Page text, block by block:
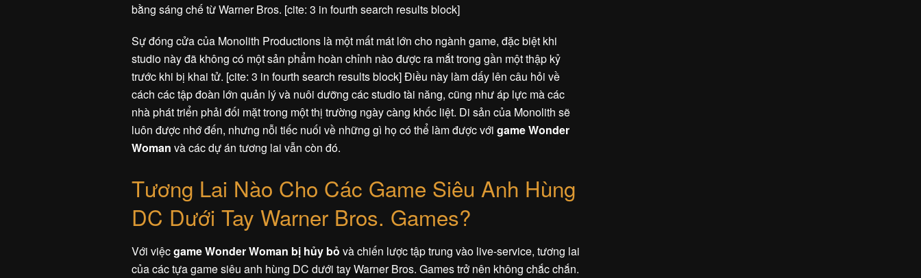
bằng sáng chế từ Warner Bros. [cite: 3 in fourth search results block]
Sự đóng cửa của Monolith Productions là một mất mát lớn cho ngành game, đặc biệt khi
studio này đã không có một sản phẩm hoàn chỉnh nào được ra mắt trong gần một thập kỷ
trước khi bị khai tử. [cite: 3 in fourth search results block] Điều này làm dấy lên câu hỏi về
cách các tập đoàn lớn quản lý và nuôi dưỡng các studio tài năng, cũng như áp lực mà các
nhà phát triển phải đối mặt trong một thị trường ngày càng khốc liệt. Di sản của Monolith sẽ
luôn được nhớ đến, nhưng nỗi tiếc nuối về những gì họ có thể làm được với game Wonder
Woman và các dự án tương lai vẫn còn đó.
Tương Lai Nào Cho Các Game Siêu Anh Hùng
DC Dưới Tay Warner Bros. Games?
Với việcgame Wonder Woman bị hủy bỏ và chiến lược tập trung vào live-service, tương lai
của các tựa game siêu anh hùng DC dưới tay Warner Bros. Games trở nên không chắc chắn.